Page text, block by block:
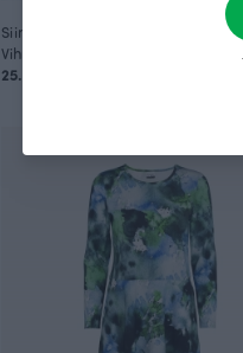
Siinto trikoo, vihreä
Vihreä
25.90 EUR/m